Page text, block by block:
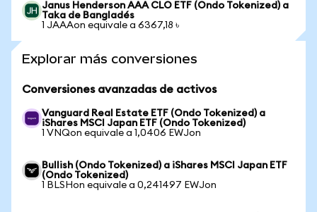
Janus Henderson AAA CLO ETF (Ondo Tokenized) a
Taka de Bangladés
1 JAAAon equivale a 6367,18 ৳
Explorar más conversiones
Conversiones avanzadas de activos
Vanguard Real Estate ETF (Ondo Tokenized) a
iShares MSCI Japan ETF (Ondo Tokenized)
1 VNQon equivale a 1,0406 EWJon
Bullish (Ondo Tokenized) a iShares MSCI Japan ETF
(Ondo Tokenized)
1 BLSHon equivale a 0,241497 EWJon